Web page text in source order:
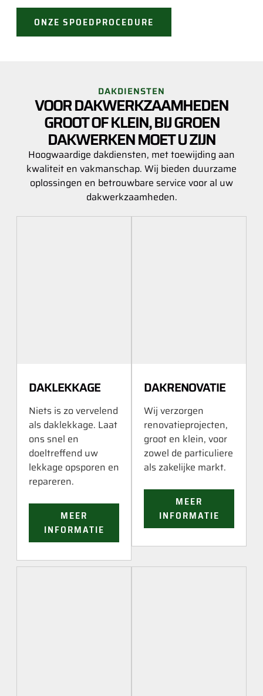
ONZE SPOEDPROCEDURE
DAKDIENSTEN
VOOR DAKWERKZAAMHEDEN
GROOT OF KLEIN, BIJ GROEN
DAKWERKEN MOET U ZIJN
Hoogwaardige dakdiensten, met toewijding aan
kwaliteit en vakmanschap. Wij bieden duurzame
oplossingen en betrouwbare service voor al uw
dakwerkzaamheden.
DAKLEKKAGE
Niets is zo vervelend
als daklekkage. Laat
ons snel en
doeltreffend uw
lekkage opsporen en
repareren.
MEER
INFORMATIE
DAKRENOVATIE
Wij verzorgen
renovatieprojecten,
groot en klein, voor
zowel de particuliere
als zakelijke markt.
MEER
INFORMATIE